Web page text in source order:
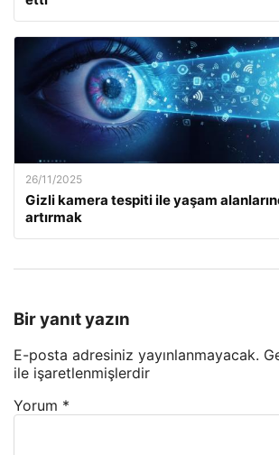
26/11/2025
Gizli kamera tespiti ile yaşam
artırmak
Bir yanıt yazın
E-posta adresiniz yayınlanmayacak.
ile işaretlenmişlerdir
Yorum *